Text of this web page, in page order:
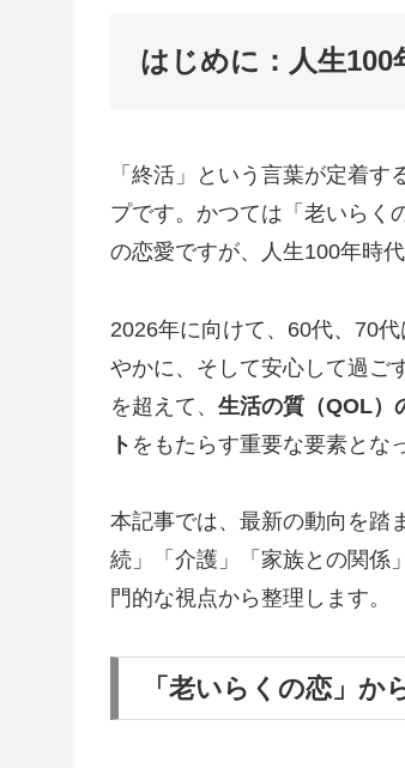
はじめに：人生
「終活」という言葉が定着
プです。かつては「老いらく
の恋愛ですが、人生100年時
2026年に向けて、60代、70
やかに、そして安心して過ご
を超えて、 生活の質（QOL）
ト をもたらす重要な要素とな
本記事では、最新の動向を踏
続」「介護」「家族との関係
門的な視点から整理します。
「老いらくの恋」か